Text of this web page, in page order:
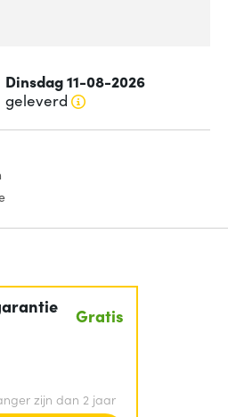
Dinsdag 11-08-2026
geleverd
Gratis
zijn dan 2 jaar